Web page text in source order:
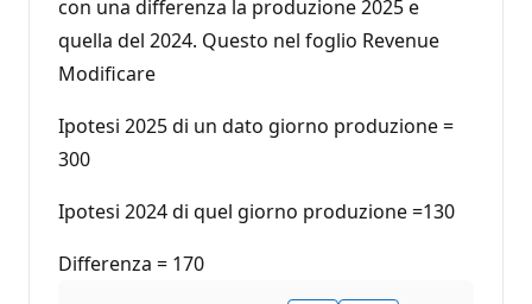
con una differenza la produzione 2025 e
quella del 2024. Questo nel foglio Revenue
Modificare
Ipotesi 2025 di un dato giorno produzione =
300
Ipotesi 2024 di quel giorno produzione =130
Differenza = 170